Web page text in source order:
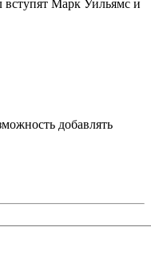
вступят Марк Уильямс и
добавлять